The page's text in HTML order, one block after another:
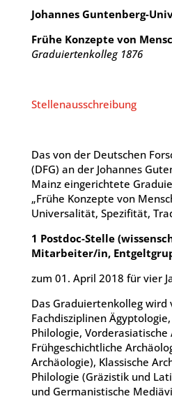
Johannes Guntenberg-
Frühe Konzepte von
Graduiertenkolleg 1876
Stellenausschreibung
Das von der Deutschen
(DFG) an der Johannes
Mainz eingerichtete
„Frühe Konzepte von
Universalität, Spezifität,
1 Postdoc-Stelle
Mitarbeiter/in,
zum 01. April 2018 für vier
Das Graduiertenkolleg wird
Fachdisziplinen
Philologie, Vorderasiatische
Frühgeschichtliche
Archäologie), Klassische
Philologie (Gräzistik und
und Germanistische